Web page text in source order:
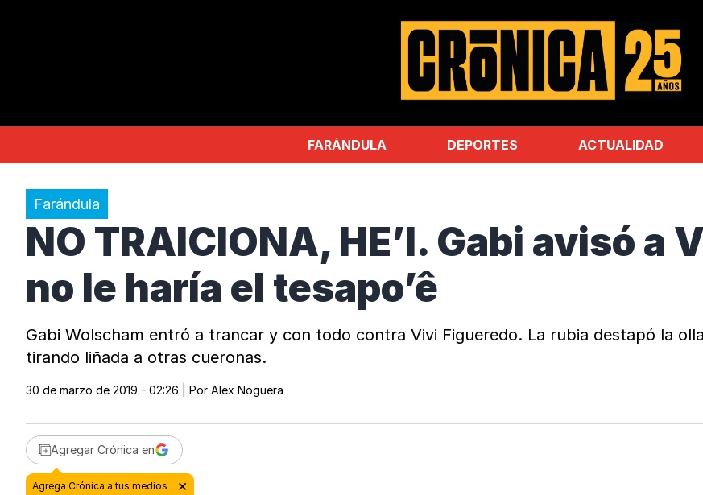
FARÁNDULA DEPORTES ACTUALIDAD
Farándula
NO TRAICIONA, HE’I. Gabi avisó a
no le haría el tesapo’ê
Gabi Wolscham entró a trancar y con todo contra Vivi Figueredo. La rubia destapó la
tirando liñada a otras cueronas.
30 de marzo de 2019 - 02:26 | Por Alex Noguera
Agregar Crónica en